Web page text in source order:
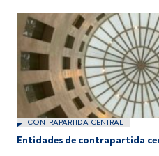
CONTRAPARTIDA CENTRAL
Entidades de contrapartida